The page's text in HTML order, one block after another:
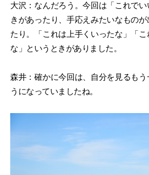
大沢：なんだろう。今回は「これで
きがあったり、手応えみたいなもの
たり。「これは上手くいったな」「
な」というときがありました。
森井：確かに今回は、自分を見るも
うになっていましたね。